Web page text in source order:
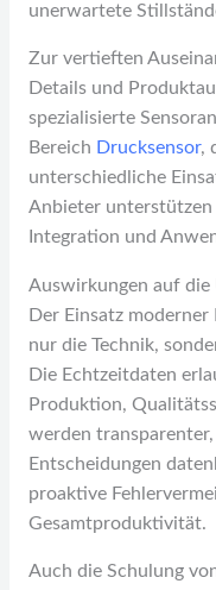
unerwartete
Zur vertieften
Details und
spezialisierte
Bereich Drucksensor,
unterschiedliche
Anbieter
Integration und
Auswirkungen auf die
Der Einsatz
nur die Technik,
Die Echtzeitdaten
Produktion,
werden
Entscheidungen
proaktive
Gesamtproduktivität.
Auch die Schulung